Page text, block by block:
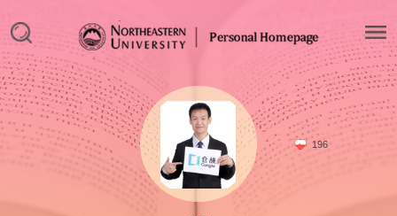
196